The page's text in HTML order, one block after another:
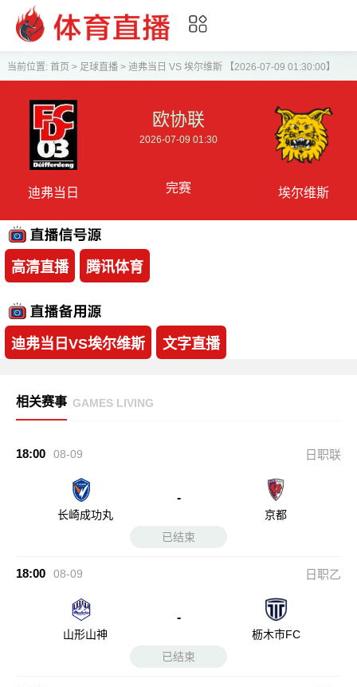
当前位置: 首页 > 足球直播> 迪弗当日 VS 埃尔维斯 【2026-07-09 01:30:00】
迪弗当日
欧协联
2026-07-09 01:30
完赛 埃尔维斯
高清直播 腾讯体育
迪弗当日VS埃尔维斯 文字直播
相关赛事 GAMES LIVING
18:00 08-09 日职联
长崎成功丸
-
京都
已结束
18:00 08-09 日职乙
山形山神
-
枥木市FC
已结束